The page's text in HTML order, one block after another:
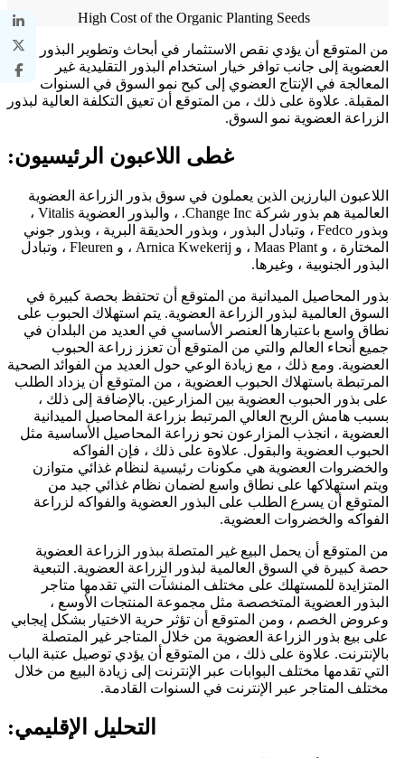
High Cost of the Organic Planting Seeds
من المتوقع أن يؤدي نقص الاستثمار في أبحاث وتطوير البذور
العضوية إلى جانب توافر خيار استخدام البذور التقليدية غير
المعالجة في الإنتاج العضوي إلى كبح نمو السوق في السنوات
المقبلة. علاوة على ذلك ، من المتوقع أن تعيق التكلفة العالية لبذور
الزراعة العضوية نمو السوق.
غطى اللاعبون الرئيسيون:
اللاعبون البارزين الذين يعملون في سوق بذور الزراعة العضوية
العالمية هم بذور شركة Change Inc. ، والبذور العضوية Vitalis ،
وبذور Fedco ، وتبادل البذور ، وبذور الحديقة البرية ، وبذور جوني
المختارة ، و Maas Plant ، و Arnica Kwekerij ، و Fleuren ، وتبادل
البذور الجنوبية ، وغيرها.
بذور المحاصيل الميدانية من المتوقع أن تحتفظ بحصة كبيرة في
السوق العالمية لبذور الزراعة العضوية. يتم استهلاك الحبوب على
نطاق واسع باعتبارها العنصر الأساسي في العديد من البلدان في
جميع أنحاء العالم والتي من المتوقع أن تعزز زراعة الحبوب
العضوية. ومع ذلك ، مع زيادة الوعي حول العديد من الفوائد الصحية
المرتبطة باستهلاك الحبوب العضوية ، من المتوقع أن يزداد الطلب
على بذور الحبوب العضوية بين المزارعين. بالإضافة إلى ذلك ،
بسبب هامش الربح العالي المرتبط بزراعة المحاصيل الميدانية
العضوية ، انجذب المزارعون نحو زراعة المحاصيل الأساسية مثل
الحبوب العضوية والبقول. علاوة على ذلك ، فإن الفواكه
والخضروات العضوية هي مكونات رئيسية لنظام غذائي متوازن
ويتم استهلاكها على نطاق واسع لضمان نظام غذائي جيد من
المتوقع أن يسرع الطلب على البذور العضوية والفواكه لزراعة
الفواكه والخضروات العضوية.
من المتوقع أن يحمل البيع غير المتصلة ببذور الزراعة العضوية
حصة كبيرة في السوق العالمية لبذور الزراعة العضوية. التبعية
المتزايدة للمستهلك على مختلف المنشآت التي تقدمها متاجر
البذور العضوية المتخصصة مثل مجموعة المنتجات الأوسع ،
وعروض الخصم ، ومن المتوقع أن تؤثر حرية الاختيار بشكل إيجابي
على بيع بذور الزراعة العضوية من خلال المتاجر غير المتصلة
بالإنترنت. علاوة على ذلك ، من المتوقع أن يؤدي توصيل عتبة الباب
التي تقدمها مختلف البوابات عبر الإنترنت إلى زيادة البيع من خلال
مختلف المتاجر عبر الإنترنت في السنوات القادمة.
التحليل الإقليمي: